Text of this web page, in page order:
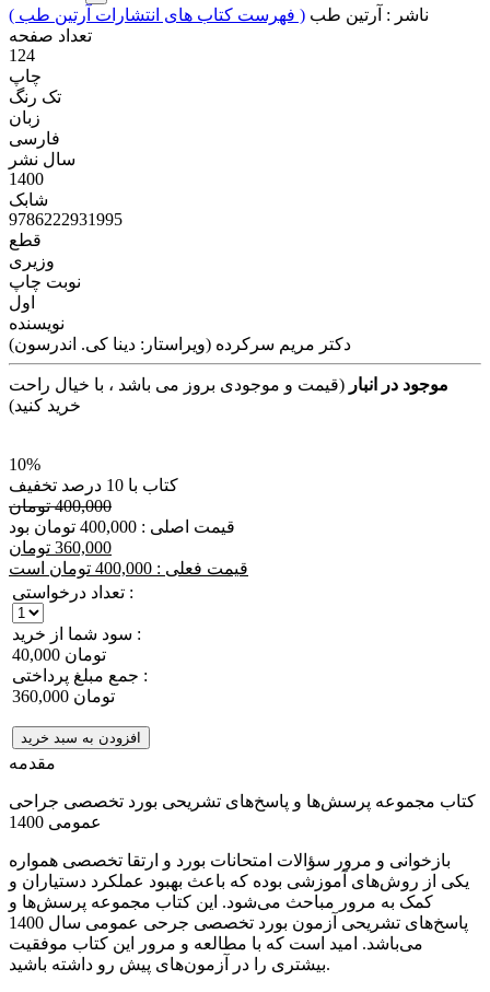
ناشر : آرتین طب ( فهرست کتاب های انتشارات آرتین طب )
تعداد صفحه
124
چاپ
تک رنگ
زبان
فارسی
سال نشر
1400
شابک
9786222931995
قطع
وزیری
نوبت چاپ
اول
نویسنده
دکتر مریم سرکرده (ویراستار: دینا کی. اندرسون)
موجود در انبار (قیمت و موجودی بروز می باشد ، با خیال راحت
خرید کنید)
10%
کتاب با 10 درصد تخفیف
400,000 تومان
قیمت اصلی : 400,000 تومان بود
360,000 تومان
قیمت فعلی : 400,000 تومان است
تعداد درخواستی :
سود شما از خرید :
40,000 تومان
جمع مبلغ پرداختی :
360,000 تومان
افزودن به سبد خرید
مقدمه
کتاب مجموعه پرسش‌ها و پاسخ‌های تشریحی بورد تخصصی جراحی
عمومی 1400
بازخوانی و مرور سؤالات امتحانات بورد و ارتقا تخصصی همواره
یکی از روش‌های آموزشی بوده که باعث بهبود عملکرد دستیاران و
کمک به مرور مباحث می‌شود. این کتاب مجموعه پرسش‌ها و
پاسخ‌های تشریحی آزمون بورد تخصصی جرحی عمومی سال 1400
می‌باشد. امید است که با مطالعه و مرور این کتاب موفقیت
بیشتری را در آزمون‌های پیش رو داشته باشید.